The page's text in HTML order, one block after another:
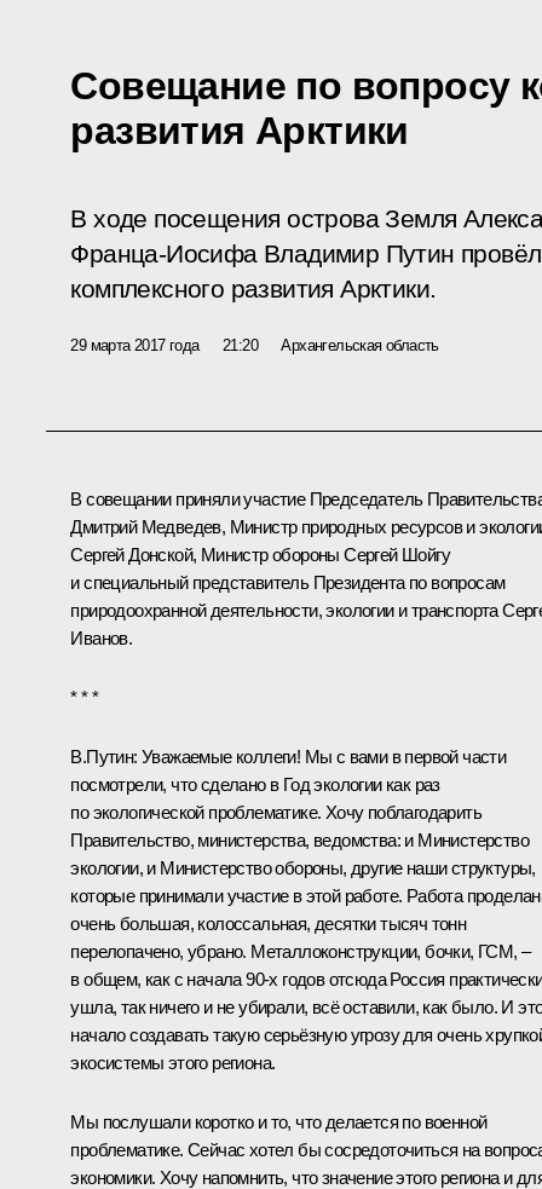
Совещание по вопросу
развития Арктики
В ходе посещения острова Земля
Франца-Иосифа Владимир Путин
комплексного развития Арктики.
29 марта 2017 года 21:20 Архангельская область
В совещании приняли участие Председатель
Дмитрий Медведев, Министр природных ресурсов и
Сергей Донской, Министр обороныСергей Шойгу
и специальный представитель Президента по вопросам
природоохранной деятельности, экологии и транспорта
Иванов.
* * *
В.Путин: Уважаемые коллеги! Мы с вами в первой части
посмотрели, что сделано в Год экологии как раз
по экологической проблематике. Хочу поблагодарить
Правительство, министерства, ведомства: и Министерство
экологии, и Министерство обороны, другие наши структуры,
которые принимали участие в этой работе. Работа
очень большая, колоссальная, десятки тысяч тонн
перелопачено, убрано. Металлоконструкции, бочки, ГСМ, –
в общем, как с начала 90-х годов отсюда Россия
ушла, так ничего и не убирали, всё оставили, как было. И
начало создавать такую серьёзную угрозу для очень
экосистемы этого региона.
Мы послушали коротко и то, что делается по военной
проблематике. Сейчас хотел бы сосредоточиться на
экономики. Хочу напомнить, что значение этого региона и